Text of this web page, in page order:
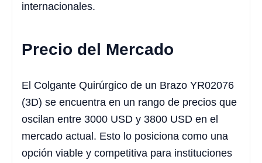
internacionales.
Precio del Mercado
El Colgante Quirúrgico de un Brazo YR02076
(3D) se encuentra en un rango de precios que
oscilan entre 3000 USD y 3800 USD en el
mercado actual. Esto lo posiciona como una
opción viable y competitiva para instituciones